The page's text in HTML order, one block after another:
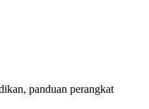
panduan perangkat